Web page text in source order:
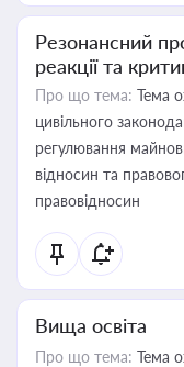
Резонансний
реакції та
Про що тема: Тема
цивільного
регулювання
відносин та
правовідносин
Вища освіта
Про що тема: Тема